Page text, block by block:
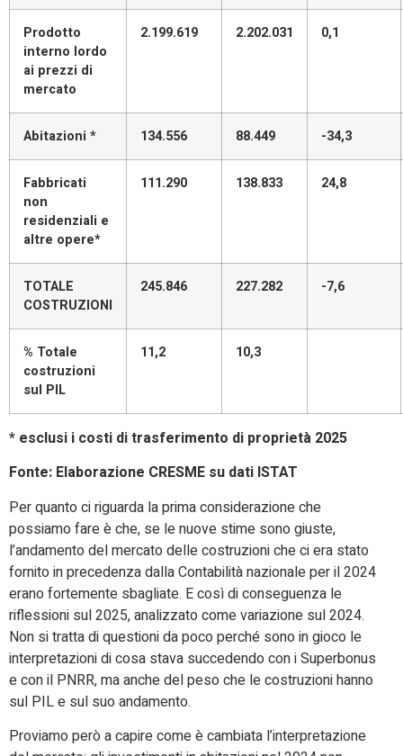
Prodotto
interno lordo
ai prezzi di
mercato
2.199.619 2.202.031 0,1
Abitazioni * 134.556 88.449 -34,3
Fabbricati
non
residenziali e
altre opere*
111.290 138.833 24,8
TOTALE
COSTRUZIONI
245.846 227.282 -7,6
% Totale
costruzioni
sul PIL
11,2 10,3
* esclusi i costi di trasferimento di proprietà 2025
Fonte: Elaborazione CRESME su dati ISTAT
Per quanto ci riguarda la prima considerazione che
possiamo fare è che, se le nuove stime sono giuste,
l’andamento del mercato delle costruzioni che ci era stato
fornito in precedenza dalla Contabilità nazionale per il 2024
erano fortemente sbagliate. E così di conseguenza le
riflessioni sul 2025, analizzato come variazione sul 2024.
Non si tratta di questioni da poco perché sono in gioco le
interpretazioni di cosa stava succedendo con i Superbonus
e con il PNRR, ma anche del peso che le costruzioni hanno
sul PIL e sul suo andamento.
Proviamo però a capire come è cambiata l’interpretazione